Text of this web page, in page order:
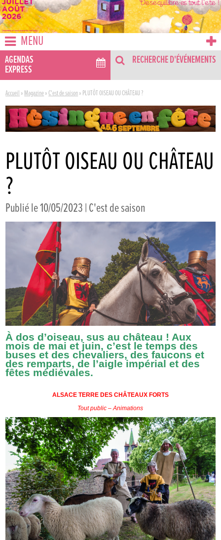
MENU
AGENDAS
EXPRESS
RECHERCHE D'ÉVÉNEMENTS
Accueil » Magazine»C'est de saison» PLUTÔT OISEAU OU CHÂTEAU ?
PLUTÔT OISEAU OU CHÂTEAU
?
Publié le 10/05/2023 |C'est de saison
À dos d’oiseau, sus au château ! Aux
mois de mai et juin, c’est le temps des
buses et des chevaliers, des faucons et
des remparts, de l’aigle impérial et des
fêtes médiévales.
ALSACE TERRE DES CHÂTEAUX FORTS
Tout public – Animations